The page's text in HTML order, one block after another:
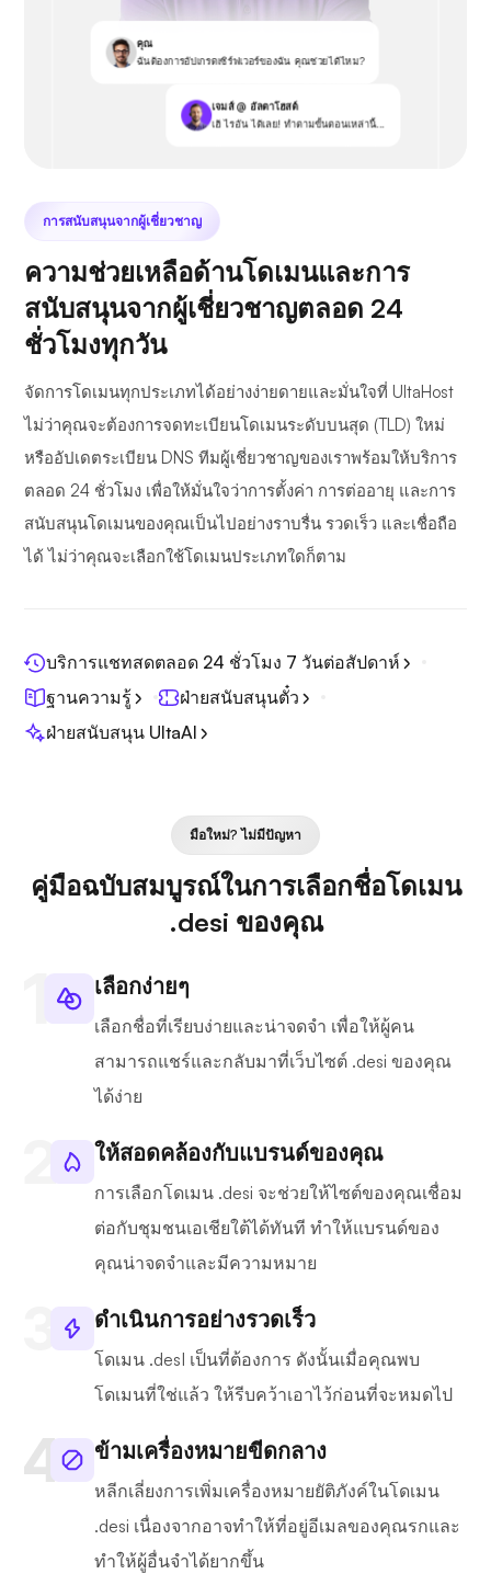
คุณ
ฉันต้องการอัปเกรดเซิร์ฟเวอร์ของฉัน คุณช่วยได้ไหม?
เจมส์ @ อัลตาโฮสต์
เฮ้ ไรอัน ได้เลย! ทำตามขั้นตอนเหล่านี้...
การสนับสนุนจากผู้เชี่ยวชาญ
ความช่วยเหลือด้านโดเมนและการ
สนับสนุนจากผู้เชี่ยวชาญตลอด 24
ชั่วโมงทุกวัน
จัดการโดเมนทุกประเภทได้อย่างง่ายดายและมั่นใจที่ UltaHost
ไม่ว่าคุณจะต้องการจดทะเบียนโดเมนระดับบนสุด (TLD) ใหม่
หรืออัปเดตระเบียน DNS ทีมผู้เชี่ยวชาญของเราพร้อมให้บริการ
ตลอด 24 ชั่วโมง เพื่อให้มั่นใจว่าการตั้งค่า การต่ออายุ และการ
สนับสนุนโดเมนของคุณเป็นไปอย่างราบรื่น รวดเร็ว และเชื่อถือ
ได้ ไม่ว่าคุณจะเลือกใช้โดเมนประเภทใดก็ตาม
บริการแชทสดตลอด 24 ชั่วโมง 7 วันต่อสัปดาห์
ฐานความรู้
ฝ่ายสนับสนุนตั๋ว
ฝ่ายสนับสนุน UltaAI
มือใหม่? ไม่มีปัญหา
คู่มือฉบับสมบูรณ์ในการเลือกชื่อโดเมน
.desi ของคุณ
เลือกง่ายๆ
เลือกชื่อที่เรียบง่ายและน่าจดจำ เพื่อให้ผู้คน
สามารถแชร์และกลับมาที่เว็บไซต์ .desi ของคุณ
ได้ง่าย
ให้สอดคล้องกับแบรนด์ของคุณ
การเลือกโดเมน .desi จะช่วยให้ไซต์ของคุณเชื่อม
ต่อกับชุมชนเอเชียใต้ได้ทันที ทำให้แบรนด์ของ
คุณน่าจดจำและมีความหมาย
ดำเนินการอย่างรวดเร็ว
โดเมน .desI เป็นที่ต้องการ ดังนั้นเมื่อคุณพบ
โดเมนที่ใช่แล้ว ให้รีบคว้าเอาไว้ก่อนที่จะหมดไป
ข้ามเครื่องหมายขีดกลาง
หลีกเลี่ยงการเพิ่มเครื่องหมายยัติภังค์ในโดเมน
.desi เนื่องจากอาจทำให้ที่อยู่อีเมลของคุณรกและ
ทำให้ผู้อื่นจำได้ยากขึ้น